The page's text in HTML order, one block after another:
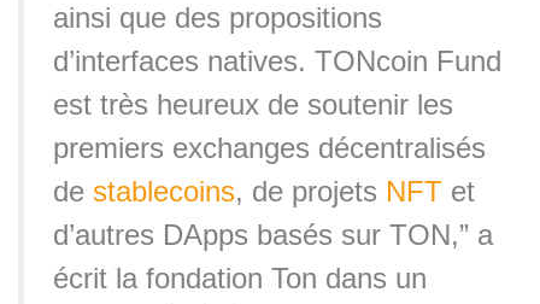
ainsi que des propositions
d’interfaces natives. TONcoin Fund
est très heureux de soutenir les
premiers exchanges décentralisés
de stablecoins, de projets NFT et
d’autres DApps basés sur TON,” a
écrit la fondation Ton dans un